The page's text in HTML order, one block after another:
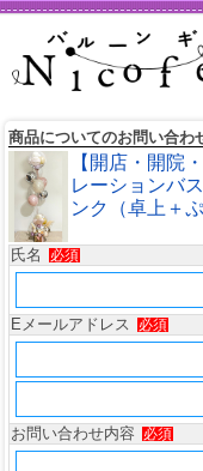
商品についてのお問い合わ
【開店・開院
レーションバ
ンク（卓上＋
氏名 必須
Eメールアドレス 必須
お問い合わせ内容
必須